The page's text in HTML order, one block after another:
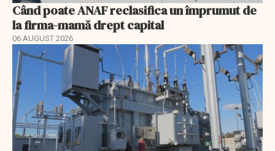
Când poate ANAF reclasifica un împrumut de
la firma-mamă drept capital
06 AUGUST 2026